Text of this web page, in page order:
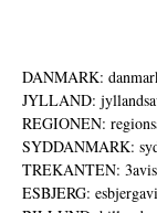
DANMARK:
JYLLAND:
REGIONEN:
SYDDANMARK:
TREKANTEN:
ESBJERG: